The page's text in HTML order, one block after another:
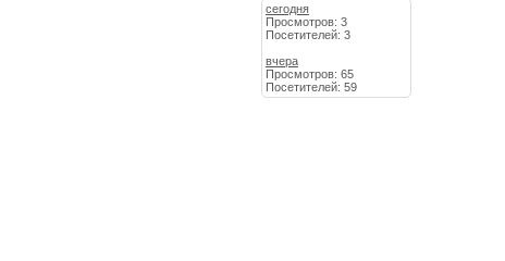
сегодня
Просмотров: 3
Посетителей: 3
вчера
Просмотров: 65
Посетителей: 59